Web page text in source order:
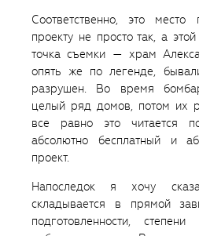
Соответственно, это
проекту не просто так, а
точка съемки — храм
опять же по легенде,
разрушен. Во время
целый ряд домов, потом их
все равно это читается
абсолютно бесплатный и
проект.
Напоследок я хочу
складывается в прямой
подготовленности,